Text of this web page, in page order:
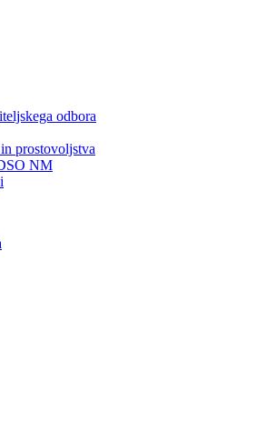
odbora
prostovoljstva
NM